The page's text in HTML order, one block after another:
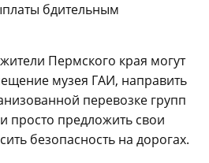
бдительным
Пермского края могут
музея ГАИ, направить
перевозке групп
просто предложить свои
безопасность на дорогах.